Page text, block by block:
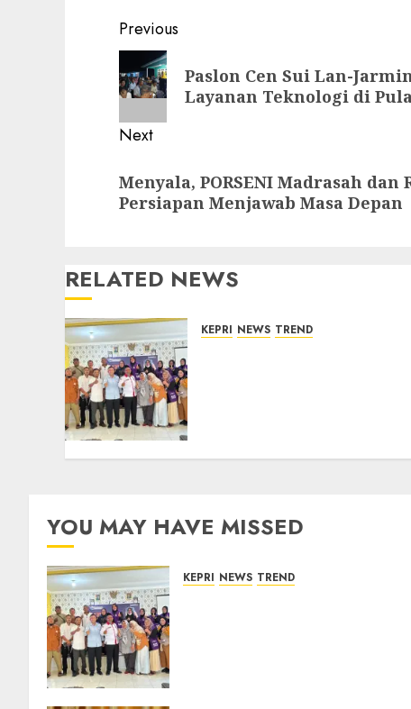
Post
navigation
Previous
Previous
post:
Paslon Cen Sui Lan-
Layanan Teknologi di
Next
post:
Menyala, PORSENI Madrasah dan
Persiapan Menjawab Masa Depan
RELATED NEWS
KEPRI NEWS TREND
YOU MAY HAVE MISSED
KEPRI NEWS TREND